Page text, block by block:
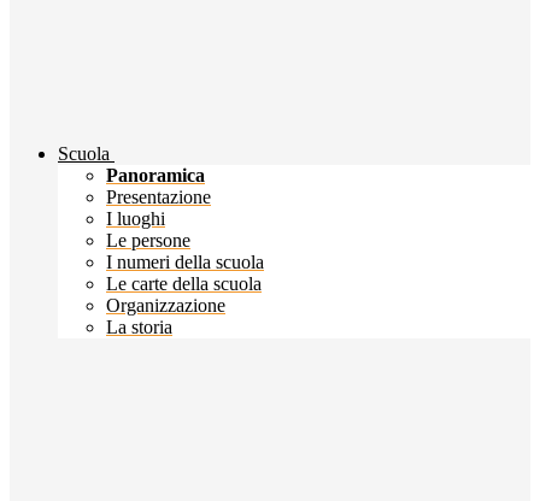
Scuola
Panoramica
Presentazione
I luoghi
Le persone
I numeri della scuola
Le carte della scuola
Organizzazione
La storia